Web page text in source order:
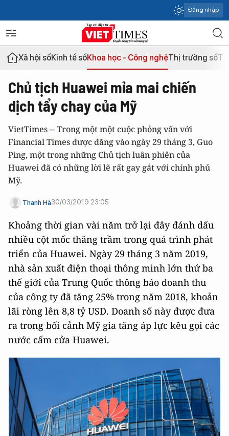
Đăng nhập
Xã hội sốKinh tế sốKhoa học - Công nghệThị trường số
Chủ tịch Huawei mỉa mai chiến
dịch tẩy chay của Mỹ
VietTimes -- Trong một một cuộc phỏng vấn với
Financial Times được đăng vào ngày 29 tháng 3, Guo
Ping, một trong những Chủ tịch luân phiên của
Huawei đã có những lời lẽ rất gay gắt với chính phủ
Mỹ.
Thanh Hà30/03/2019 23:05
Khoảng thời gian vài năm trở lại đây đánh dấu
nhiều cột mốc thăng trầm trong quá trình phát
triển của Huawei. Ngày 29 tháng 3 năm 2019,
nhà sản xuất điện thoại thông minh lớn thứ ba
thế giới của Trung Quốc thông báo doanh thu
của công ty đã tăng 25% trong năm 2018, khoản
lãi ròng lên 8,8 tỷ USD. Doanh số này được đưa
ra trong bối cảnh Mỹ gia tăng áp lực kêu gọi các
nước cấm cửa Huawei.